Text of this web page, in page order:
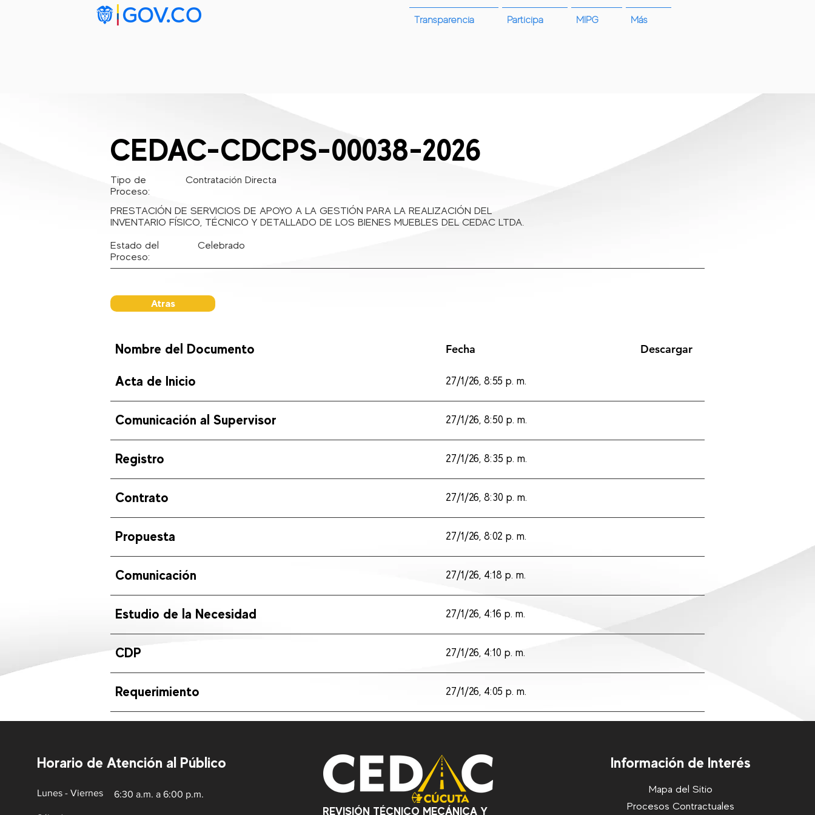
Transparencia Participa MIPG Más
CEDAC-CDCPS-00038-2026
Tipo de
Proceso:
Contratación Directa
PRESTACIÓN DE SERVICIOS DE APOYO A LA GESTIÓN PARA LA REALIZACIÓN DEL
INVENTARIO FÍSICO, TÉCNICO Y DETALLADO DE LOS BIENES MUEBLES DEL CEDAC LTDA.
Estado del
Proceso:
Celebrado
Atras
Nombre del Documento Fecha
Acta de Inicio 27/1/26, 8:55 p. m.
Comunicación al Supervisor 27/1/26, 8:50 p. m.
Registro 27/1/26, 8:35 p. m.
Contrato 27/1/26, 8:30 p. m.
Propuesta 27/1/26, 8:02 p. m.
Comunicación 27/1/26, 4:18 p. m.
Estudio de la Necesidad 27/1/26, 4:16 p. m.
CDP 27/1/26, 4:10 p. m.
Requerimiento 27/1/26, 4:05 p. m.
Descargar
Horario de Atención al Público
Lunes - Viernes 6:30 a.m. a 6:00 p.m.
REVISIÓN TÉCNICO MECÁNICA Y
Información de Interés
Mapa del Sitio
Procesos Contractuales